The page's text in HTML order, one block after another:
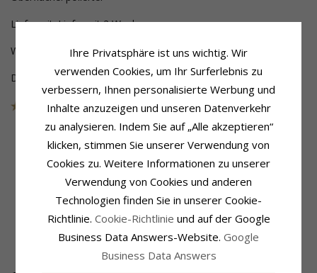
Lieferzeit: Lieferzeit 2 Wochen
Wenn Sie eine Gravur wünschen - wähle das unten aus.
Dieser Schmuck wurde aus der Sammlung genommen
Artikelnummer 10821F AUS DER KOLLEKTION
Produktinformation
Trauring Von Rs Of Scandinavia
Metall: Gold
Oberfläche:Polierter
Ringschiene
Breite:4,7 mm
Dicke: 1,7 mm
Lieferzeit: Lieferzeit 2 Wochen
Ihre Privatsphäre ist uns wichtig. Wir
verwenden Cookies, um Ihr Surferlebnis zu
verbessern, Ihnen personalisierte Werbung und
Inhalte anzuzeigen und unseren Datenverkehr
zu analysieren. Indem Sie auf „Alle akzeptieren“
klicken, stimmen Sie unserer Verwendung von
Cookies zu. Weitere Informationen zu unserer
Verwendung von Cookies und anderen
Technologien finden Sie in unserer Cookie-
Richtlinie. Cookie-Richtlinie und auf der Google
Business Data Answers-Website. Google
Business Data Answers